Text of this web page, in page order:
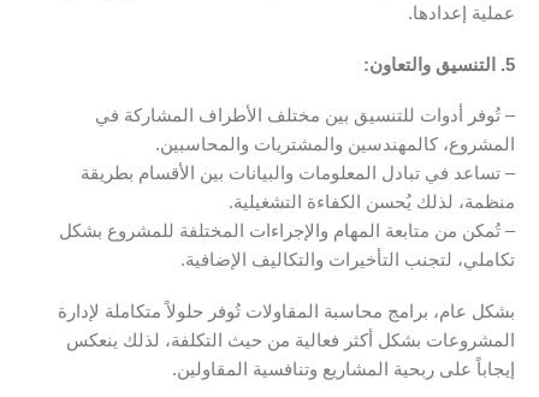
عملية إعدادها.
5. التنسيق والتعاون:
– تُوفر أدوات للتنسيق بين مختلف الأطراف المشاركة في
المشروع، كالمهندسين والمشتريات والمحاسبين.
– تساعد في تبادل المعلومات والبيانات بين الأقسام بطريقة
منظمة، لذلك يُحسن الكفاءة التشغيلية.
– تُمكن من متابعة المهام والإجراءات المختلفة للمشروع بشكل
تكاملي، لتجنب التأخيرات والتكاليف الإضافية.
بشكل عام، برامج محاسبة المقاولات تُوفر حلولاً متكاملة لإدارة
المشروعات بشكل أكثر فعالية من حيث التكلفة، لذلك ينعكس
إيجاباً على ربحية المشاريع وتنافسية المقاولين.